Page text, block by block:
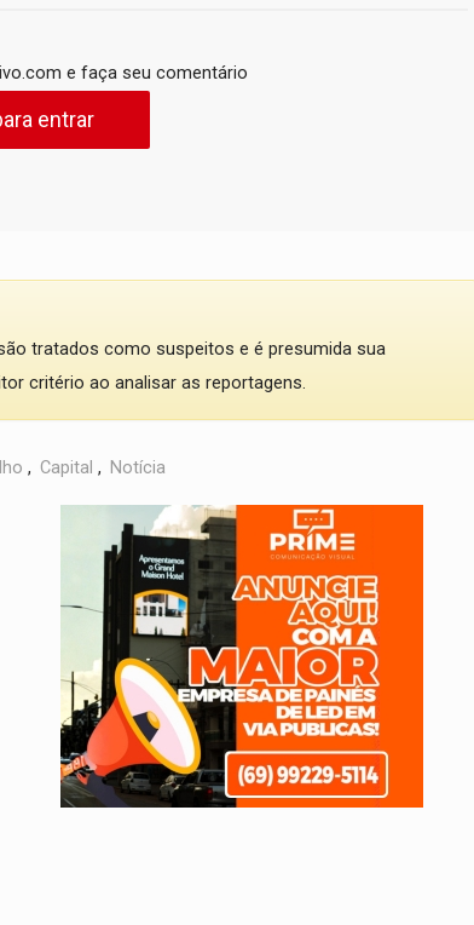
e faça seu comentário
entrar
tratados como suspeitos e é presumida sua
critério ao analisar as reportagens.
, Capital , Notícia